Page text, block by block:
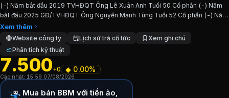
Ngành:Đồ uống, Thực phẩm & Đồ uống, Sản xuất bia,
Giới thiệuCTCP Bia Ha noi - Nam dinh
Ban lãnh đạo Xem đầy đủ CTHĐQT Bà Nguyễn Thị Kiều
Chỉ số tài chínhBBM
(-) Năm bắt đầu 2019 TVHĐQT Ông Lê Xuân Anh Tuổi 50 Cổ phần (-) Năm
bắt đầu 2025 GĐ/TVHĐQT Ông Nguyễn Mạnh Tùng Tuổi 52 Cổ phần (-) Năm
bắt đầu 2025 TVHĐQT/Phó GĐ Ông Trần Đại Nghĩa Tuổi 50...
Xem thêm
Website công ty Lịch sử trả cổ tức
Xem ghi chú
Phân tích kỹ thuật
7.500+0 ◆ 0.00%
Cập nhật: 15:59 07/08/2026
Mua bán BBM với tiền ảo,